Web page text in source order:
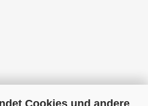
Cookies und andere